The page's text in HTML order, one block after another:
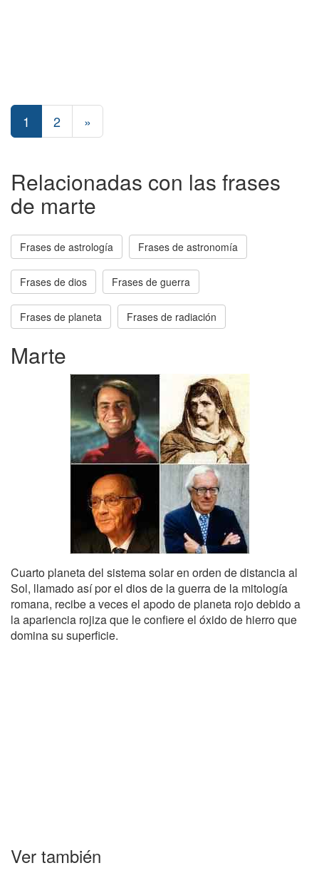
1 2 »
Relacionadas con las frases
de marte
Frases de astrología Frases de astronomía
Frases de dios Frases de guerra
Frases de planeta Frases de radiación
Marte
Cuarto planeta del sistema solar en orden de distancia al
Sol, llamado así por el dios de la guerra de la mitología
romana, recibe a veces el apodo de planeta rojo debido a
la apariencia rojiza que le confiere el óxido de hierro que
domina su superficie.
Ver también